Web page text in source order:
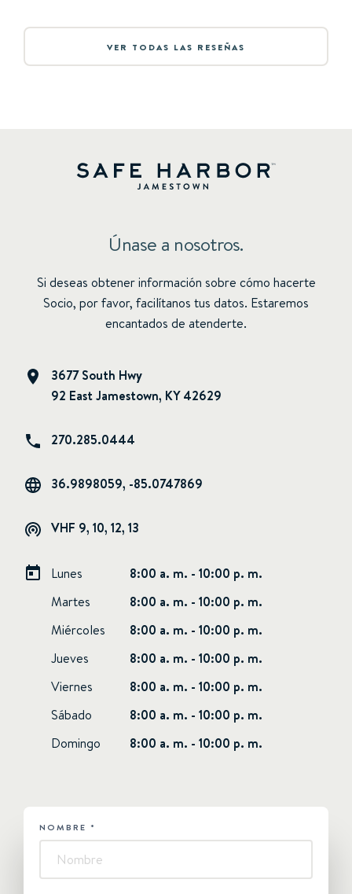
VER TODAS LAS RESEÑAS
Únase a nosotros.
Si deseas obtener información sobre cómo hacerte
Socio, por favor, facilítanos tus datos. Estaremos
encantados de atenderte.
3677 South Hwy
92 East Jamestown, KY 42629
270.285.0444
36.9898059, -85.0747869
VHF 9, 10, 12, 13
Lunes
8:00 a. m. - 10:00 p. m.
Martes
8:00 a. m. - 10:00 p. m.
Miércoles
8:00 a. m. - 10:00 p. m.
Jueves
8:00 a. m. - 10:00 p. m.
Viernes
8:00 a. m. - 10:00 p. m.
Sábado
8:00 a. m. - 10:00 p. m.
Domingo
8:00 a. m. - 10:00 p. m.
HUBSPOT
NOMBRE *